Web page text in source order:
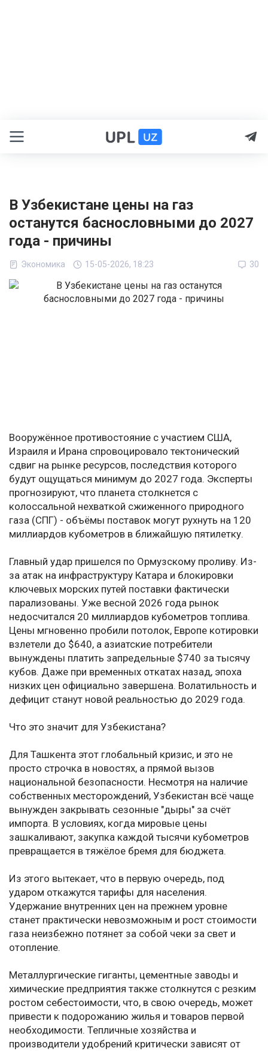
В Узбекистане цены на газ
останутся баснословными до 2027
года - причины
Экономика 15-05-2026, 18:23 30
Вооружённое противостояние с участием США,
Израиля и Ирана спровоцировало тектонический
сдвиг на рынке ресурсов, последствия которого
будут ощущаться минимум до 2027 года. Эксперты
прогнозируют, что планета столкнется с
колоссальной нехваткой сжиженного природного
газа (СПГ) - объёмы поставок могут рухнуть на 120
миллиардов кубометров в ближайшую пятилетку.
Главный удар пришелся по Ормузскому проливу. Из-
за атак на инфраструктуру Катара и блокировки
ключевых морских путей поставки фактически
парализованы. Уже весной 2026 года рынок
недосчитался 20 миллиардов кубометров топлива.
Цены мгновенно пробили потолок, Европе котировки
взлетели до $640, а азиатские потребители
вынуждены платить запредельные $740 за тысячу
кубов. Даже при временных откатах назад, эпоха
низких цен официально завершена. Волатильность и
дефицит станут новой реальностью до 2029 года.
Что это значит для Узбекистана?
Для Ташкента этот глобальный кризис, и это не
просто строчка в новостях, а прямой вызов
национальной безопасности. Несмотря на наличие
собственных месторождений, Узбекистан всё чаще
вынужден закрывать сезонные "дыры" за счёт
импорта. В условиях, когда мировые цены
зашкаливают, закупка каждой тысячи кубометров
превращается в тяжёлое бремя для бюджета.
Из этого вытекает, что в первую очередь, под
ударом откажутся тарифы для населения.
Удержание внутренних цен на прежнем уровне
станет практически невозможным и рост стоимости
газа неизбежно потянет за собой чеки за свет и
отопление.
Металлургические гиганты, цементные заводы и
химические предприятия также столкнутся с резким
ростом себестоимости, что, в свою очередь, может
привести к подорожанию жилья и товаров первой
необходимости. Тепличные хозяйства и
производители удобрений критически зависят от